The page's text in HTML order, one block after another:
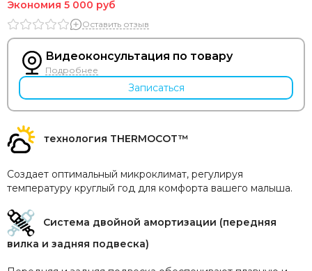
GB
Hartan
Heorshe
Hoppi
Incanto
Inglesina
Izzi
Jane
Joolz
Kaiser
Kidzi
Labala
Leclerc
Экономия 5 000 руб
Оставить отзыв
Видеоконсультация по товару
Подробнее
Записаться
технология THERMOCOT™
Создает оптимальный микроклимат, регулируя
температуру круглый год для комфорта вашего малыша.
Система двойной амортизации (передняя
вилка и задняя подвеска)